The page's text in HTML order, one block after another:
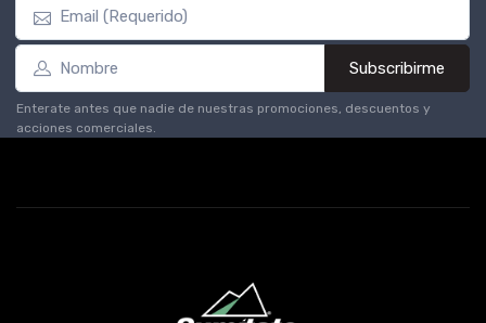
Subscribirme
Enterate antes que nadie de nuestras promociones, descuentos y
acciones comerciales.